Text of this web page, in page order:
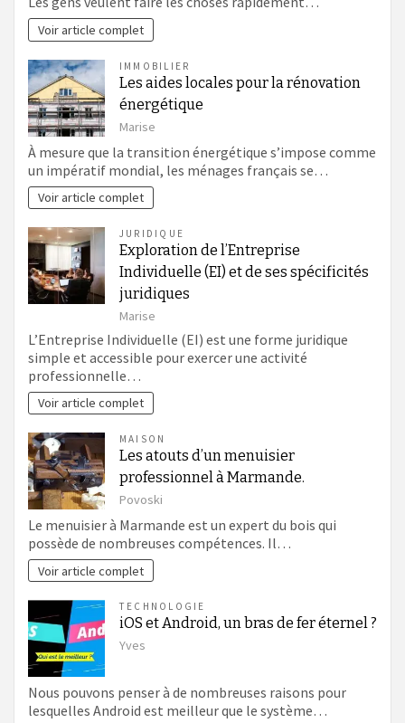
Voir article complet
IMMOBILIER
Les aides locales pour la rénovation
énergétique
Marise
À mesure que la transition énergétique s’impose comme
un impératif mondial, les ménages français se…
Voir article complet
JURIDIQUE
Exploration de l’Entreprise
Individuelle (EI) et de ses spécificités
juridiques
Marise
L’Entreprise Individuelle (EI) est une forme juridique
simple et accessible pour exercer une activité
professionnelle…
Voir article complet
MAISON
Les atouts d’un menuisier
professionnel à Marmande.
Povoski
Le menuisier à Marmande est un expert du bois qui
possède de nombreuses compétences. Il…
Voir article complet
TECHNOLOGIE
iOS et Android, un bras de fer éternel ?
Yves
Nous pouvons penser à de nombreuses raisons pour
lesquelles Android est meilleur que le système…